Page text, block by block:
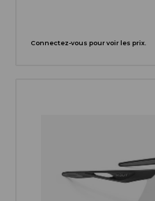
Connectez-vous pour voir les prix.